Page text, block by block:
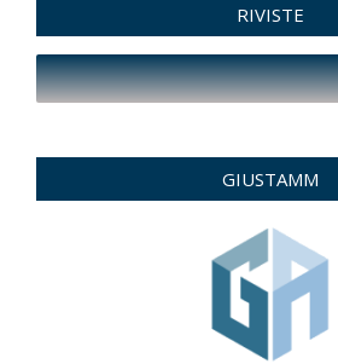
RIVISTE
GIUSTAMM